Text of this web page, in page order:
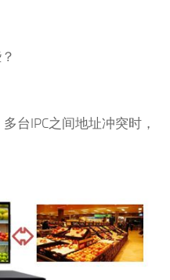
IPC之间地址冲突时，